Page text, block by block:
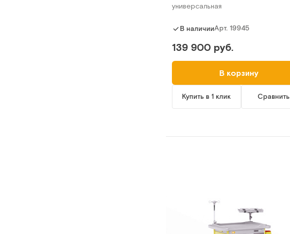
универсальная
В наличииАрт. 19945
139 900 руб.
В корзину
Купить в 1 клик Сравнить